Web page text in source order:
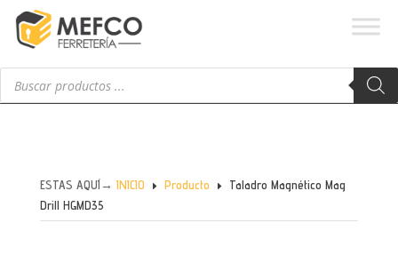
Búsqueda
productos
ESTAS AQUÍ→ INICIO E Producto E
Taladro Magnético Mag
Drill HGMD35